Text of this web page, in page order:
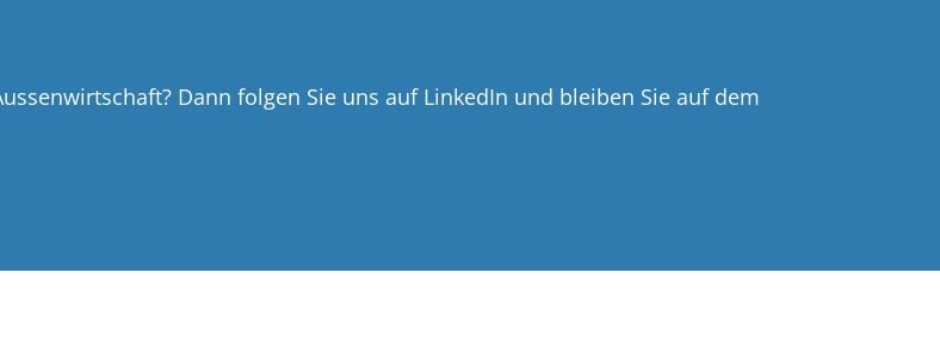
Dann folgen Sie uns auf LinkedIn und bleiben Sie auf dem